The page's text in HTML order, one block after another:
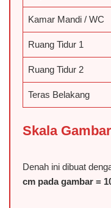
Kamar Mandi / WC
️Ruang Tidur 1
️Ruang Tidur 2
Teras Belakang
Skala Gambar
Denah ini dibuat
cm pada gambar =